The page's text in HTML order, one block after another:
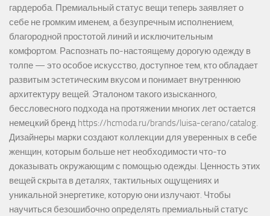
гардероба. Премиальный статус вещи теперь заявляет о
себе не громким именем, а безупречным исполнением,
благородной простотой линий и исключительным
комфортом. Распознать по-настоящему дорогую одежду в
толпе — это особое искусство, доступное тем, кто обладает
развитым эстетическим вкусом и понимает внутреннюю
архитектуру вещей. Эталоном такого изысканного,
бессловесного подхода на протяжении многих лет остается
немецкий бренд https://hcmoda.ru/brands/luisa-cerano/catalog.
Дизайнеры марки создают коллекции для уверенных в себе
женщин, которым больше нет необходимости что-то
доказывать окружающим с помощью одежды. Ценность этих
вещей скрыта в деталях, тактильных ощущениях и
уникальной энергетике, которую они излучают. Чтобы
научиться безошибочно определять премиальный статус